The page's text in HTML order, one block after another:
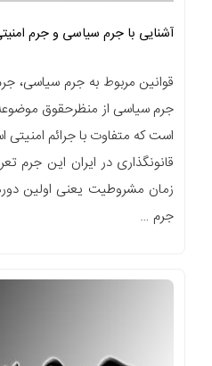
آشنایی با جرم سیاسی و جرم
قوانین مربوط به جرم سیاسی،
جرم سیاسی از منظرحقوق
است که متفاوت با جرائم امنیتی
قانونگذاری در ایران این جرم
زمان مشروطیت یعنی اولین
جرم …